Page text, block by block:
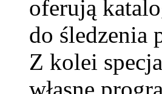
oferują
do śledzenia
Z kolei